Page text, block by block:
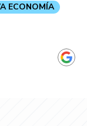
ECONOMÍA